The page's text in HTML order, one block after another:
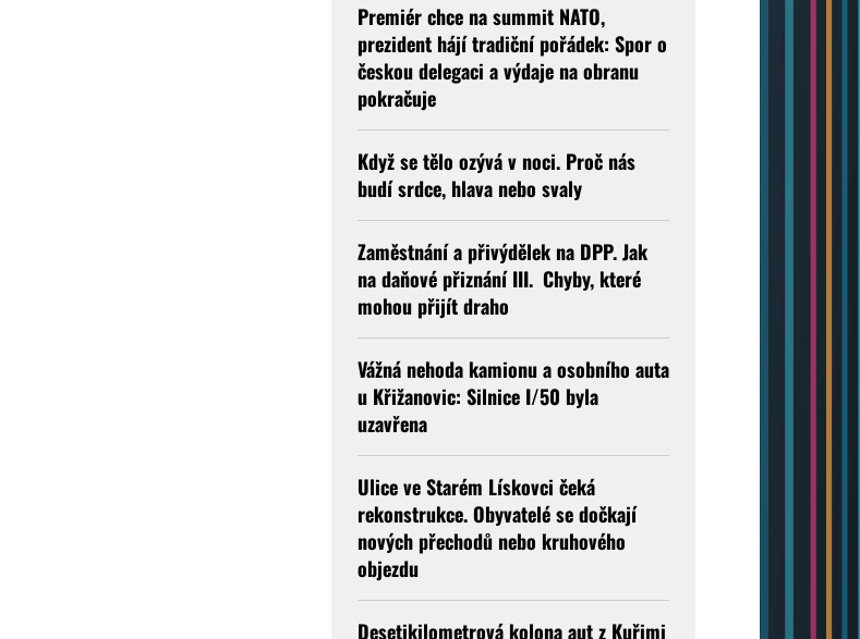
Premiér chce na summit NATO,
prezident hájí tradiční pořádek: Spor o
českou delegaci a výdaje na obranu
pokračuje
Když se tělo ozývá v noci. Proč nás
budí srdce, hlava nebo svaly
Zaměstnání a přivýdělek na DPP. Jak
na daňové přiznání III. Chyby, které
mohou přijít draho
Vážná nehoda kamionu a osobního auta
u Křižanovic: Silnice I/50 byla
uzavřena
Ulice ve Starém Lískovci čeká
rekonstrukce. Obyvatelé se dočkají
nových přechodů nebo kruhového
objezdu
Desetikilometrová kolona aut z Kuřimi